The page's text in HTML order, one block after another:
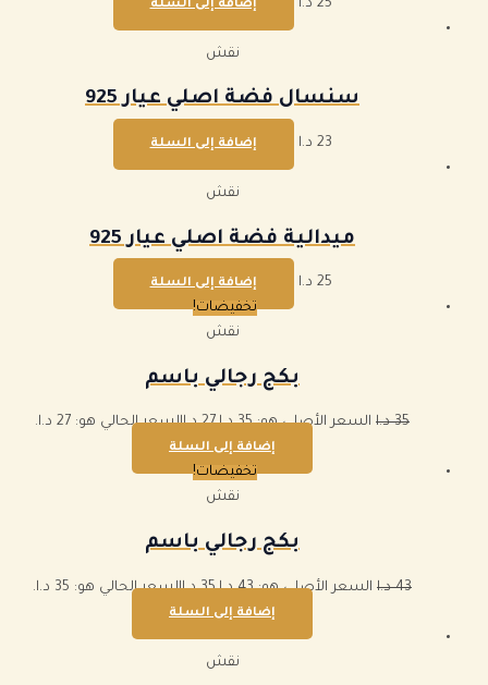
25 د.ا إضافة إلى السلة
نقش
سنسال فضة اصلي عيار 925
23 د.ا إضافة إلى السلة
نقش
ميدالية فضة اصلي عيار 925
25 د.ا إضافة إلى السلة
تخفيضات!
نقش
بكج رجالي باسم
35 د.ا السعر الأصلي هو: 35 د.ا. 27 د.االسعر الحالي هو: 27 د.ا.
إضافة إلى السلة
تخفيضات!
نقش
بكج رجالي باسم
43 د.ا السعر الأصلي هو: 43 د.ا. 35 د.االسعر الحالي هو: 35 د.ا.
إضافة إلى السلة
نقش